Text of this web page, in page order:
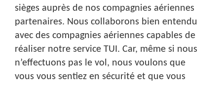
sièges auprès de nos compagnies aériennes
partenaires. Nous collaborons bien entendu
avec des compagnies aériennes capables de
réaliser notre service TUI. Car, même si nous
n’effectuons pas le vol, nous voulons que
vous vous sentiez en sécurité et que vous